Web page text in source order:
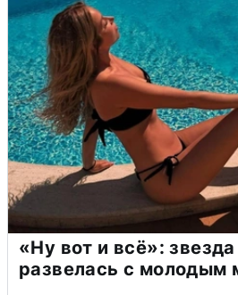
«Ну вот и всё»:
развелась с молодым